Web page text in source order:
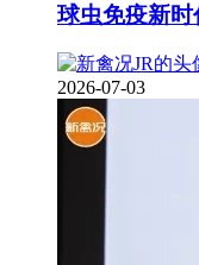
球虫免疫新时
2026-07-03